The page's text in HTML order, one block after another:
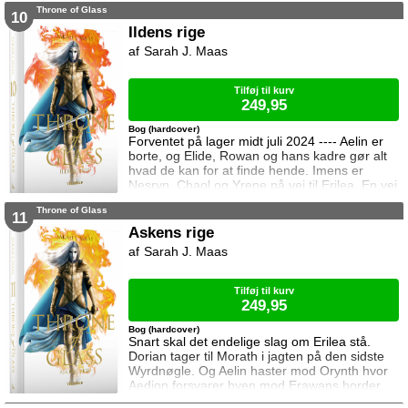
træffe en beslutning her og nu. Da en healer
bliver myrdet under mystiske omstændigheder,
frygter Chaol og Nesryn at Valkerne er fulgt
10 Throne of Glass
Ildens rige
Forventet på lager midt juli 2024 ---- Aelin er
borte, og Elide, Rowan og hans kadre gør alt
hvad de kan for at finde hende. Imens er
Nesryn, Chaol og Yrene på vej til Erilea. En vej
der fører dem forbi Chaols barndomshjem
kæmper Aedion mod Erawans fremrykkende
styrker og sin vrede over den aftale Aelin og
Lysandra har indgået. Og Dorian og Manon
Bog (hardcover)
Sarah J. Maas
Tilføj til kurv
249,95
11 Throne of Glass
Askens rige
Snart skal det endelige slag om Erilea stå.
Dorian tager til Morath i jagten på den sidste
Wyrdnøgle. Og Aelin haster mod Orynth hvor
Aedion forsvarer byen mod Erawans horder.
Heldigvis er han ikke alene. Men kan deres
Bog (hardcover)
Sarah J. Maas
Tilføj til kurv
249,95